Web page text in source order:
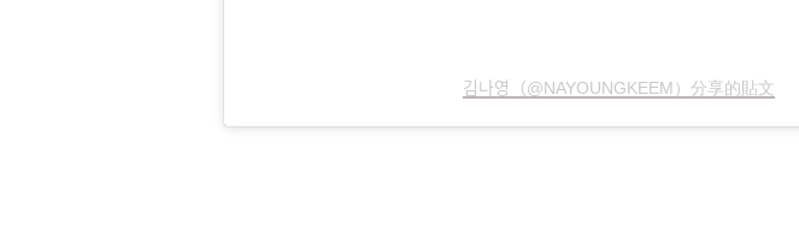
김나영（@NAYOUNGKEEM）分享的貼文